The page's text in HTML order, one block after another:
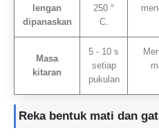
lengan
dipanaskan
250 °
C.
Masa
kitaran
5 - 10 s
setiap
pukulan
Reka bentuk mati dan